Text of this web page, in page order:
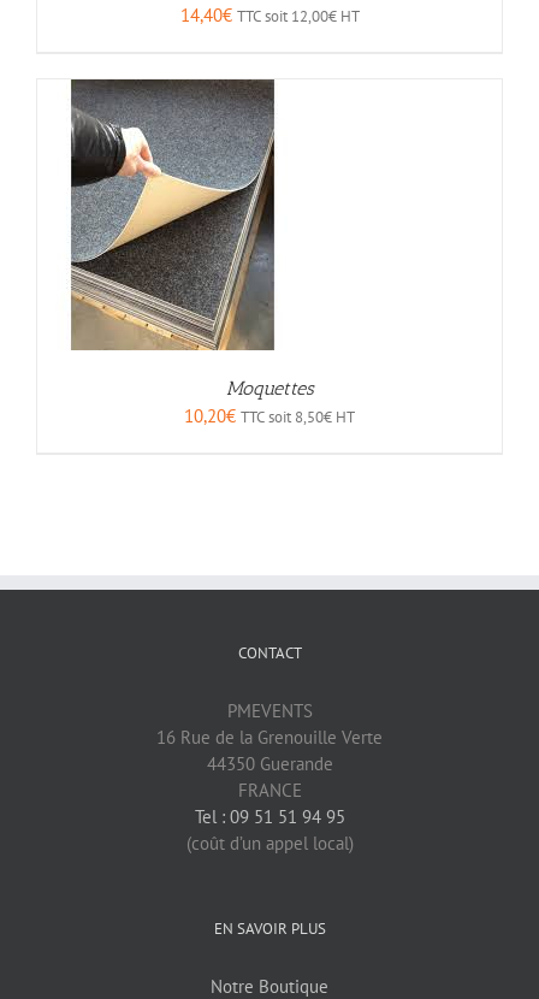
14,40€ TTC soit 12,00€HT
Moquettes
10,20€ TTC soit 8,50€ HT
CONTACT
PMEVENTS
16 Rue de la Grenouille Verte
44350 Guerande
FRANCE
Tel : 09 51 51 94 95
(coût d’un appel local)
EN SAVOIR PLUS
Notre Boutique